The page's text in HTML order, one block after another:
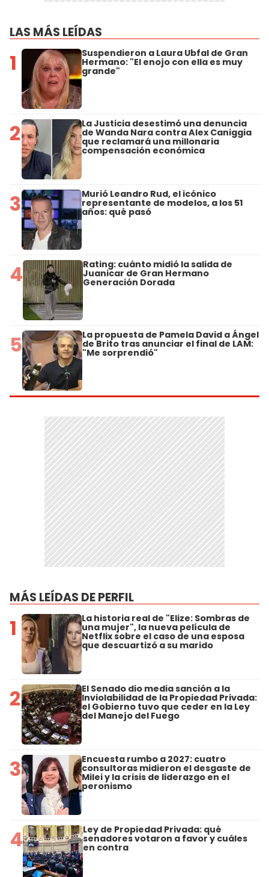
LAS MÁS LEÍDAS
1 Suspendieron a Laura Ubfal de Gran
Hermano: "El enojo con ella es muy
grande"
2 La Justicia desestimó una denuncia
de Wanda Nara contra Alex Caniggia
que reclamará una millonaria
compensación económica
3 Murió Leandro Rud, el icónico
representante de modelos, a los 51
años: qué pasó
4 Rating: cuánto midió la salida de
Juanicar de Gran Hermano
Generación Dorada
5 La propuesta de Pamela David a Ángel
de Brito tras anunciar el final de LAM:
"Me sorprendió"
MÁS LEÍDAS DE PERFIL
1 La historia real de "Elize: Sombras de
una mujer", la nueva película de
Netflix sobre el caso de una esposa
que descuartizó a su marido
2 El Senado dio media sanción a la
Inviolabilidad de la Propiedad Privada:
el Gobierno tuvo que ceder en la Ley
del Manejo del Fuego
3 Encuesta rumbo a 2027: cuatro
consultoras midieron el desgaste de
Milei y la crisis de liderazgo en el
peronismo
4 Ley de Propiedad Privada: qué
senadores votaron a favor y cuáles
en contra